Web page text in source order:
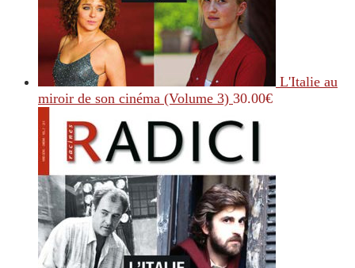
L'Italie au
miroir de son cinéma (Volume 3) 30.00€